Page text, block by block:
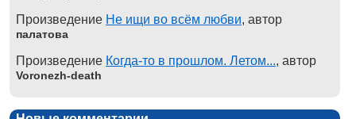
Произведение Не ищи во всём любви, автор
палатова
Произведение Когда-то в прошлом. Летом..., автор
Voronezh-death